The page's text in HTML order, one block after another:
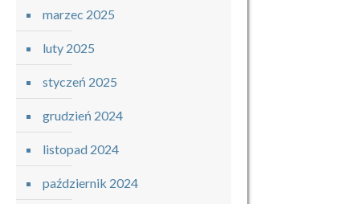
marzec 2025
luty 2025
styczeń 2025
grudzień 2024
listopad 2024
październik 2024